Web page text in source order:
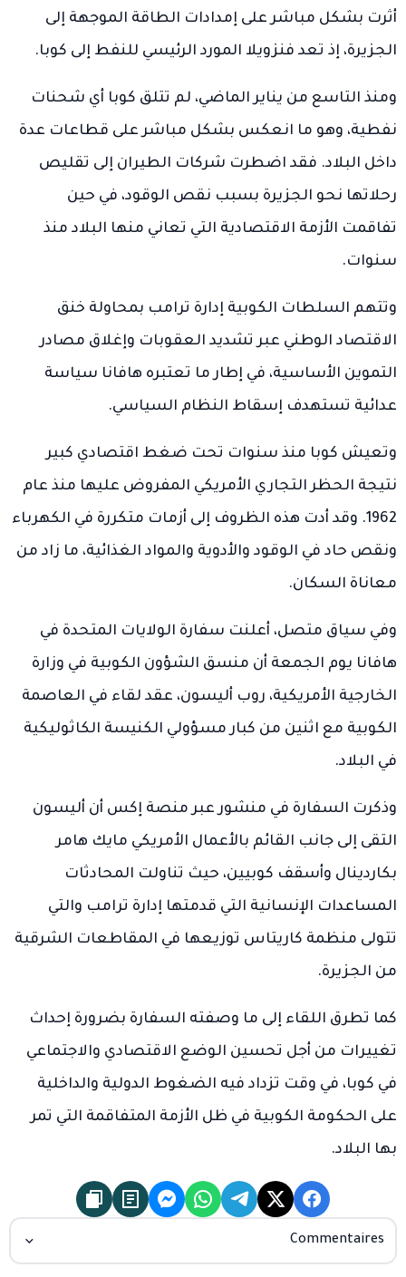
أثرت بشكل مباشر على إمدادات الطاقة الموجهة إلى
الجزيرة، إذ تعد فنزويلا المورد الرئيسي للنفط إلى كوبا.
ومنذ التاسع من يناير الماضي، لم تتلق كوبا أي شحنات
نفطية، وهو ما انعكس بشكل مباشر على قطاعات عدة
داخل البلاد. فقد اضطرت شركات الطيران إلى تقليص
رحلاتها نحو الجزيرة بسبب نقص الوقود، في حين
تفاقمت الأزمة الاقتصادية التي تعاني منها البلاد منذ
سنوات.
وتتهم السلطات الكوبية إدارة ترامب بمحاولة خنق
الاقتصاد الوطني عبر تشديد العقوبات وإغلاق مصادر
التموين الأساسية، في إطار ما تعتبره هافانا سياسة
عدائية تستهدف إسقاط النظام السياسي.
وتعيش كوبا منذ سنوات تحت ضغط اقتصادي كبير
نتيجة الحظر التجاري الأمريكي المفروض عليها منذ عام
1962. وقد أدت هذه الظروف إلى أزمات متكررة في الكهرباء
ونقص حاد في الوقود والأدوية والمواد الغذائية، ما زاد من
معاناة السكان.
وفي سياق متصل، أعلنت سفارة الولايات المتحدة في
هافانا يوم الجمعة أن منسق الشؤون الكوبية في وزارة
الخارجية الأمريكية، روب أليسون، عقد لقاء في العاصمة
الكوبية مع اثنين من كبار مسؤولي الكنيسة الكاثوليكية
في البلاد.
وذكرت السفارة في منشور عبر منصة إكس أن أليسون
التقى إلى جانب القائم بالأعمال الأمريكي مايك هامر
بكاردينال وأسقف كوبيين، حيث تناولت المحادثات
المساعدات الإنسانية التي قدمتها إدارة ترامب والتي
تتولى منظمة كاريتاس توزيعها في المقاطعات الشرقية
من الجزيرة.
كما تطرق اللقاء إلى ما وصفته السفارة بضرورة إحداث
تغييرات من أجل تحسين الوضع الاقتصادي والاجتماعي
في كوبا، في وقت تزداد فيه الضغوط الدولية والداخلية
على الحكومة الكوبية في ظل الأزمة المتفاقمة التي تمر
بها البلاد.
Commentaires